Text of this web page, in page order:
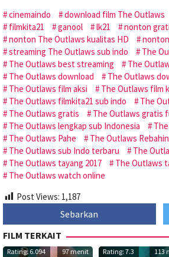
cinemaindo
download film The Outlaws
filmkita21
ganool lk21 nonton
nonton The Outlaws kualitas HD
streaming The Outlaws sub indo
The
The Outlaws best streaming
The
The Outlaws download
The Outlaws
The Outlaws film aksi
The Outlaws film
The Outlaws filmkita21 sub indo
The
The Outlaws gratis
The Outlaws gratis
The Outlaws lengkap sub Indonesia
The Outlaws Pahe
The Outlaws Rebahin
The Outlaws sub Indo terbaru
The
The Outlaws tayang 2017
The Outlaws
The Outlaws watch online
Post Views: 1,187
Sebarkan
FILM TERKAIT
Rating: 6.094 97 menit Rating: 7.3 113